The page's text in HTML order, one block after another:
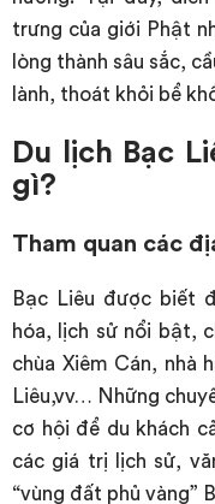
trưng của giới Phật
lòng thành sâu sắc,
lành, thoát khỏi bể
Du lịch Bạc
gì?
Tham quan các
Bạc Liêu được biết
hóa, lịch sử nổi bật,
chùa Xiêm Cán, nhà
Liêu,vv… Những
cơ hội để du khách
các giá trị lịch sử,
“vùng đất phủ vàng”